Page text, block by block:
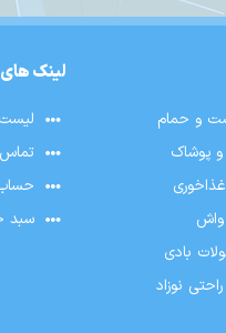
و حمام
پوشاک
غذاخوری
واش
بادی
نوزاد
لینک
سبد